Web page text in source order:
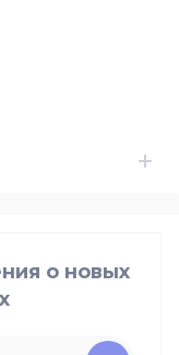
о новых